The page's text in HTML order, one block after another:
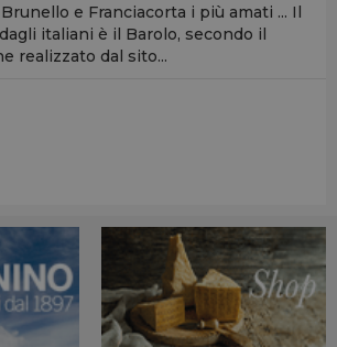
e Franciacorta i più amati ... Il
italiani è il Barolo, secondo il
realizzato dal sito...